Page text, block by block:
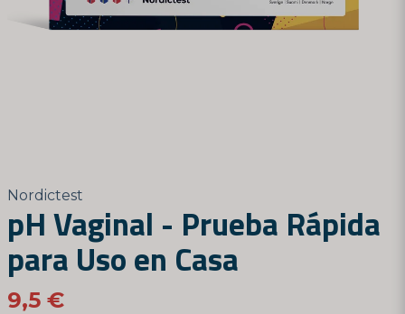
Nordictest
pH Vaginal - Prueba Rápida
para Uso en Casa
9,5 €